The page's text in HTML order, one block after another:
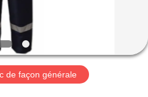
de façon générale